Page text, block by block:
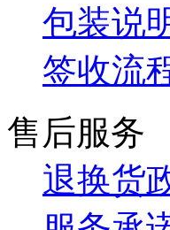
包装说
签收流
售后服务
退换货